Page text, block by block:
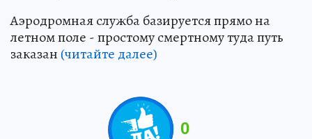
Аэродромная служба базируется прямо на
летном поле - простому смертному туда путь
заказан (читайте далее)
0